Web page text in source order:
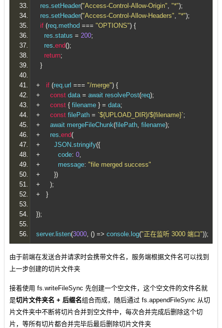
res.setHeader("Access-Control-Allow-Origin", "*");
res.setHeader("Access-Control-Allow-Headers", "*");
if (req.method === "OPTIONS") {
res.status = 200;
res.end();
return;
}
+ if (req.url === "/merge") {
+
const data = await resolvePost(req);
+
const { filename } = data;
+
const filePath = `${UPLOAD_DIR}/${filename}`;
+ await mergeFileChunk(filePath, filename);
+ res.end(
+ JSON.stringify({
+ code: 0,
+ message: "file merged success"
+
})
+
);
+
}
});
server. listen(3000, () => console. log("正在监听 3000 端口"));
由于前端在发送合并请求时会携带文件名，服务端根据文件名可以找到
上一步创建的切片文件夹
接着使用 fs.writeFileSync 先创建一个空文件，这个空文件的文件名就
是切片文件夹名 + 后缀名组合而成，随后通过 fs.appendFileSync 从切
片文件夹中不断将切片合并到空文件中，每次合并完成后删除这个切
片，等所有切片都合并完毕后最后删除切片文件夹